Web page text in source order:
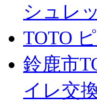
シュレ
TOTO
鈴鹿市
イレ交